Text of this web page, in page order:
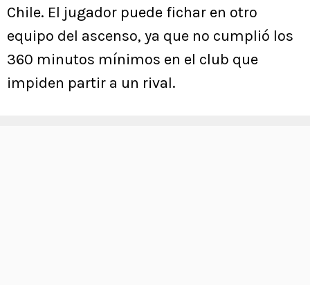
Chile. El jugador puede fichar en otro
equipo del ascenso, ya que no cumplió los
360 minutos mínimos en el club que
impiden partir a un rival.